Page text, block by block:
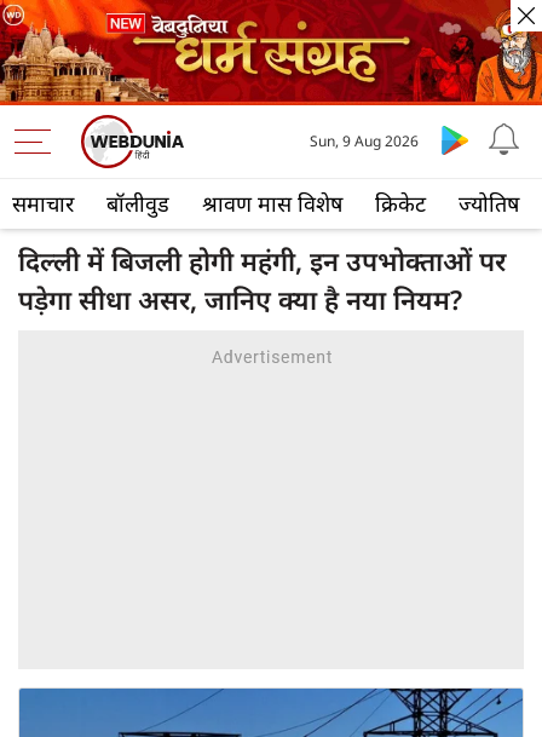
समाचार बॉलीवुड श्रावण मास विशेष क्रिकेट ज्योतिष
Sun, 9 Aug 2026
दिल्ली में बिजली होगी महंगी, इन उपभोक्‍ताओं पर
पड़ेगा सीधा असर, जानिए क्या है नया नियम?